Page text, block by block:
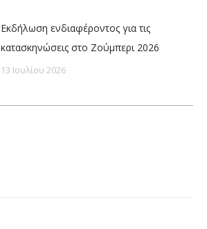
Εκδήλωση ενδιαφέροντος για τις
κατασκηνώσεις στο Ζούμπερι 2026
13 Ιουλίου 2026